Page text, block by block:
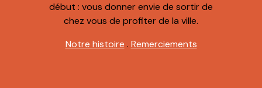
début : vous donner envie de sortir de
chez vous de profiter de la ville.
Notre histoire . Remerciements